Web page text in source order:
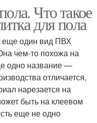
Что такое
для пола
еще один вид ПВХ
чем-то похожа на
одно название —
отличается,
нарезается на
быть на клеевом
еще не одно